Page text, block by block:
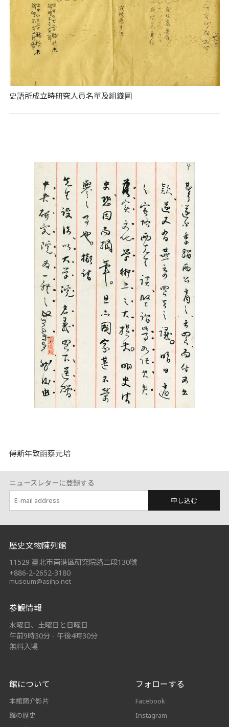
史語所成立時研究人員名單及組織圖
傅斯年致函蔡元培
ニュースレターに登録する
申し込む
:::
歷史文物陳列館
11529 臺北市南港區研究院路二段130號
+886-2-2652-3180
museum@asihp.net
参観情報
水曜日、土曜日と日曜日
午前9時30分 - 午後4時30分
無料入場
館について
本館簡介影片
館の歴史
フォローする
Facebook
Instagram